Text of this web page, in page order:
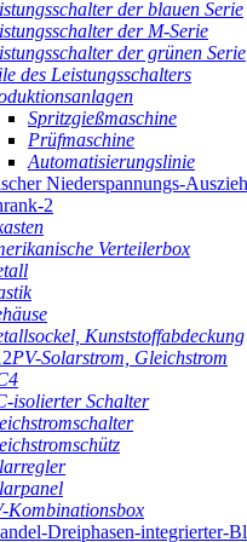
der blauen Serie
der M-Serie
der grünen Serie
des Leistungsschalters
Spritzgießmaschine
Prüfmaschine
Automatisierungslinie
Verteilerbox
Kunststoffabdeckung
PV-Solarstrom, Gleichstrom
isolierter Schalter
Kombinationsbox